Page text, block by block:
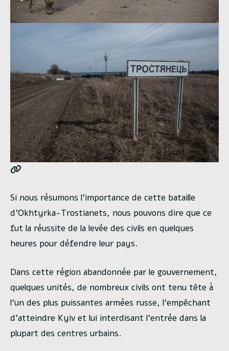
Si nous résumons l’importance de cette bataille
d’Okhtyrka-Trostianets, nous pouvons dire que ce
fut la réussite de la levée des civils en quelques
heures pour défendre leur pays.
Dans cette région abandonnée par le gouvernement,
quelques unités, de nombreux civils ont tenu tête à
l’un des plus puissantes armées russe, l’empêchant
d’atteindre Kyiv et lui interdisant l’entrée dans la
plupart des centres urbains.